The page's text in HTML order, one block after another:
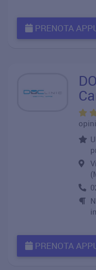
PRENOTA
PRENOTA